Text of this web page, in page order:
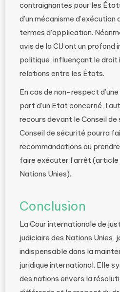
contraignantes pour les
d’un mécanisme
termes d’application.
avis de la CIJ ont un profond
politique, influençant le
relations entre les États.
En cas de non-respect
part d’un Etat concerné,
recours devant le Conseil de
Conseil de sécurité pourra
recommandations ou
faire exécuter l’arrêt
Nations Unies).
Conclusion
La Cour internationale de
judiciaire des Nations Unies,
indispensable dans la
juridique international. Elle
des nations envers la